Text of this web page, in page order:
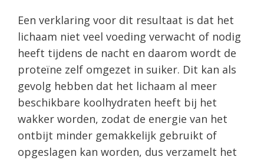
Een verklaring voor dit resultaat is dat het
lichaam niet veel voeding verwacht of nodig
heeft tijdens de nacht en daarom wordt de
proteïne zelf omgezet in suiker. Dit kan als
gevolg hebben dat het lichaam al meer
beschikbare koolhydraten heeft bij het
wakker worden, zodat de energie van het
ontbijt minder gemakkelijk gebruikt of
opgeslagen kan worden, dus verzamelt het